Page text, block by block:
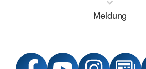
Meldung